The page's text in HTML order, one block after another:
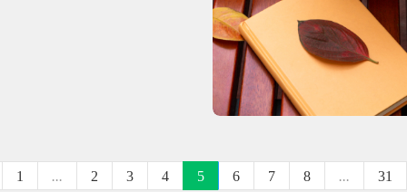
1 ... 2 3 4 5 6 7 8 ... 31